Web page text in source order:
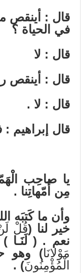
قال : أينقص
في الحياة ؟
قال : لا
قال : أينقص
قال : لا .
قال إبراهيم :
يا صاحِب
مِن أُمّهاتِنا .
وأن ما كَتبَه
خير لنا (قُلْ لَنْ
نعم . ( لَنَـا
مَوْلانَا) وهو
الْمُؤْمِنُونَ) .